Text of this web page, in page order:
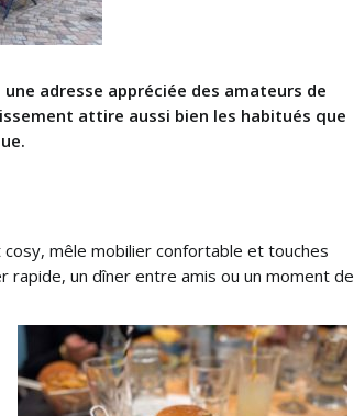
adresse appréciée des amateurs de
attire aussi bien les habitués que
mêle mobilier confortable et touches
rapide, un dîner entre amis ou un moment de